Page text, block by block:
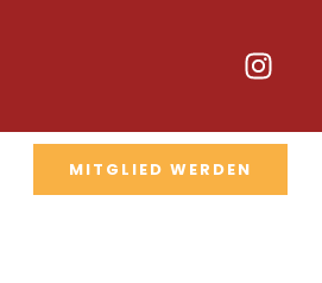
MITGLIED WERDEN